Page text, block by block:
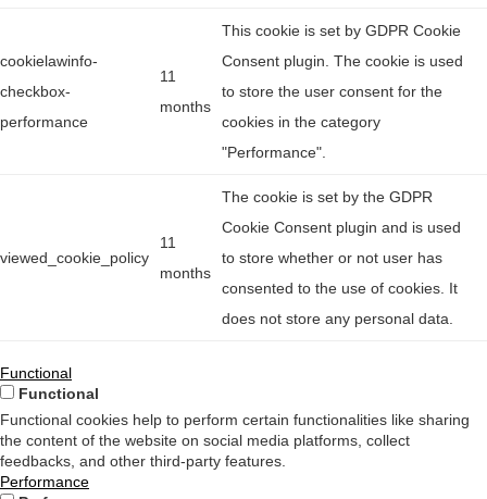
cookielawinfo-
checkbox-
performance
11
months
This cookie is set by GDPR Cookie
Consent plugin. The cookie is used
to store the user consent for the
cookies in the category
"Performance".
viewed_cookie_policy
11
months
The cookie is set by the GDPR
Cookie Consent plugin and is used
to store whether or not user has
consented to the use of cookies. It
does not store any personal data.
Functional
Functional
Functional cookies help to perform certain functionalities like sharing
the content of the website on social media platforms, collect
feedbacks, and other third-party features.
Performance